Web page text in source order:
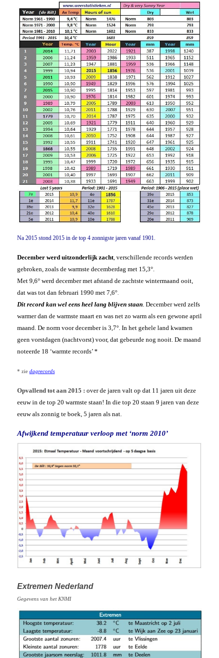
Na 2015 stond 2015 in de top 4 zonnigste jaren vanaf 1901.
December werd uitzonderlijk zacht , verschillende records werden
gebroken, zoals de warmste decemberdag met 15,3°.
Met 9,6° werd december met afstand de zachtste wintermaand ooit,
dat was tot dan februari 1990 met 7,6°
Dit record kan wel eens heel lang blijven staan . December werd zelfs
warmer dan de warmste maart en was net zo warm als een gewone april
maand. De norm voor december is 3,7°. In het gehele land kwamen
geen vorstdagen (nachtvorst) voor, dat gebeurde nog nooit. De maand
noteerde 18 ‘warmte records’ *
* zie dagrecords
Opvallend tot aan 2015 : over de jaren valt op dat 11 jaren uit deze
eeuw in de top 20 warmste staan! In die top 20 staan 9 jaren van deze
eeuw als zonnig te boek, 5 jaren als nat.
Afwijkend temperatuur verloop met ‘norm 2010’
Extremen Nederland
Gegevens van het KNMI